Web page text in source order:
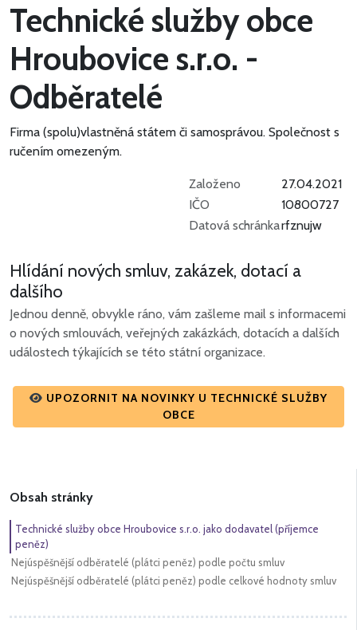
Technické služby obce
Hroubovice s.r.o. -
Odběratelé
Firma (spolu)vlastněná státem či samosprávou. Společnost s
ručením omezeným.
Založeno
27.04.2021
IČO
10800727
Datová schránkarfznujw
Hlídání nových smluv, zakázek, dotací a
dalšího
Jednou denně, obvykle ráno, vám zašleme mail s informacemi
o nových smlouvách, veřejných zakázkách, dotacích a dalších
událostech týkajících se této státní organizace.
UPOZORNIT NA NOVINKY U TECHNICKÉ SLUŽBY
OBCE
Obsah stránky
Technické služby obce Hroubovice s.r.o. jako dodavatel (příjemce
peněz)
Nejúspěšnější odběratelé (plátci peněz) podle počtu smluv
Nejúspěšnější odběratelé (plátci peněz) podle celkové hodnoty smluv